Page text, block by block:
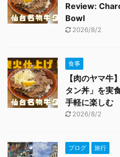
Review:
Bowl
2026/8/2
食事
【肉のヤマ牛
タン丼」を実
手軽に楽しむ
2026/8/2
ブログ 旅行